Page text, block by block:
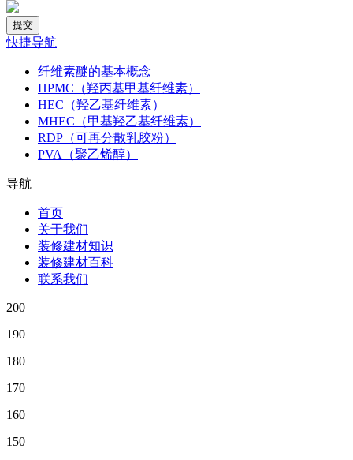
快捷导航
纤维素醚的基本概念
HPMC（羟丙基甲基纤维素）
HEC（羟乙基纤维素）
MHEC（甲基羟乙基纤维素）
RDP（可再分散乳胶粉）
PVA（聚乙烯醇）
导航
首页
关于我们
装修建材知识
装修建材百科
联系我们
200
190
180
170
160
150